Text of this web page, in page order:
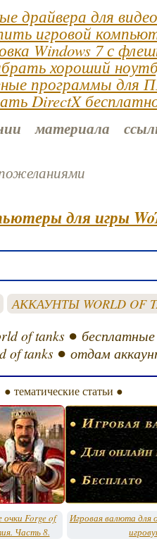
драйвера для
игровой
Windows 7 с
хороший
программы для
DirectX
материала
для игры
АККАУНТЫ WORLD OF
of tanks ●
of tanks ●отдам
● тематические статьи ●
Forge of
Часть 8.
Игровая валюта для